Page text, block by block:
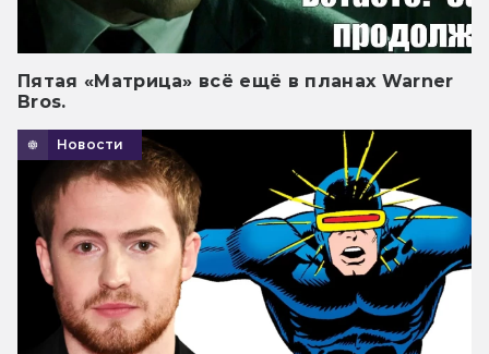
Пятая «Матрица» всё ещё в планах Warner
Bros.
Новости